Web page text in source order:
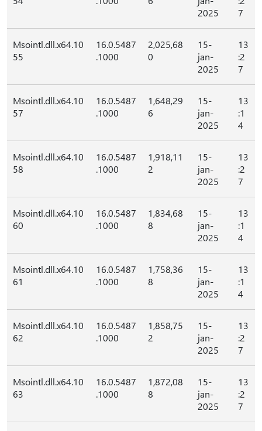
2025
7
Msointl.dll.x64.10
55
16.0.5487
.1000
2,025,68
0
15-
jan-
2025
13
:2
7
Msointl.dll.x64.10
57
16.0.5487
.1000
1,648,29
6
15-
jan-
2025
13
:1
4
Msointl.dll.x64.10
58
16.0.5487
.1000
1,918,11
2
15-
jan-
2025
13
:2
7
Msointl.dll.x64.10
60
16.0.5487
.1000
1,834,68
8
15-
jan-
2025
13
:1
4
Msointl.dll.x64.10
61
16.0.5487
.1000
1,758,36
8
15-
jan-
2025
13
:1
4
Msointl.dll.x64.10
62
16.0.5487
.1000
1,858,75
2
15-
jan-
2025
13
:2
7
Msointl.dll.x64.10
63
16.0.5487
.1000
1,872,08
8
15-
jan-
2025
13
:2
7